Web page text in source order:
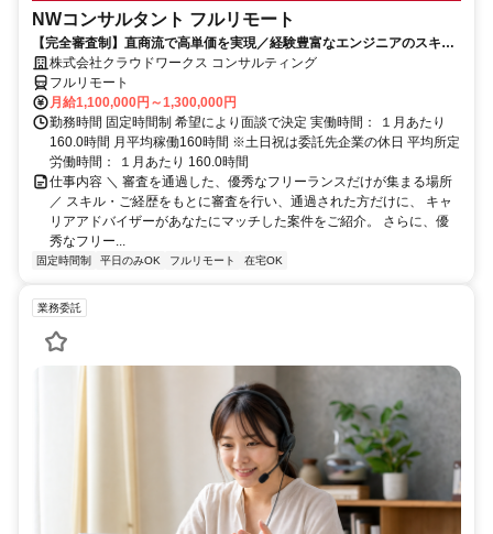
NWコンサルタント フルリモート
【完全審査制】直商流で高単価を実現／経験豊富なエンジニアのスキル
に合致した案件を多数保有
株式会社クラウドワークス コンサルティング
フルリモート
月給1,100,000円～1,300,000円
勤務時間 固定時間制 希望により面談で決定 実働時間： １月あたり
160.0時間 月平均稼働160時間 ※土日祝は委託先企業の休日 平均所定
労働時間： １月あたり 160.0時間
仕事内容 ＼ 審査を通過した、優秀なフリーランスだけが集まる場所
／ スキル・ご経歴をもとに審査を行い、通過された方だけに、 キャ
リアアドバイザーがあなたにマッチした案件をご紹介。 さらに、優
秀なフリー...
固定時間制 平日のみOK フルリモート 在宅OK
業務委託